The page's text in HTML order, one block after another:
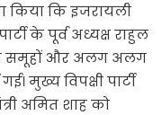
किया कि इजरायली
के पूर्व अध्यक्ष राहुल
समूहों और अलग अलग
मुख्य विपक्षी पार्टी
अमित शाह को